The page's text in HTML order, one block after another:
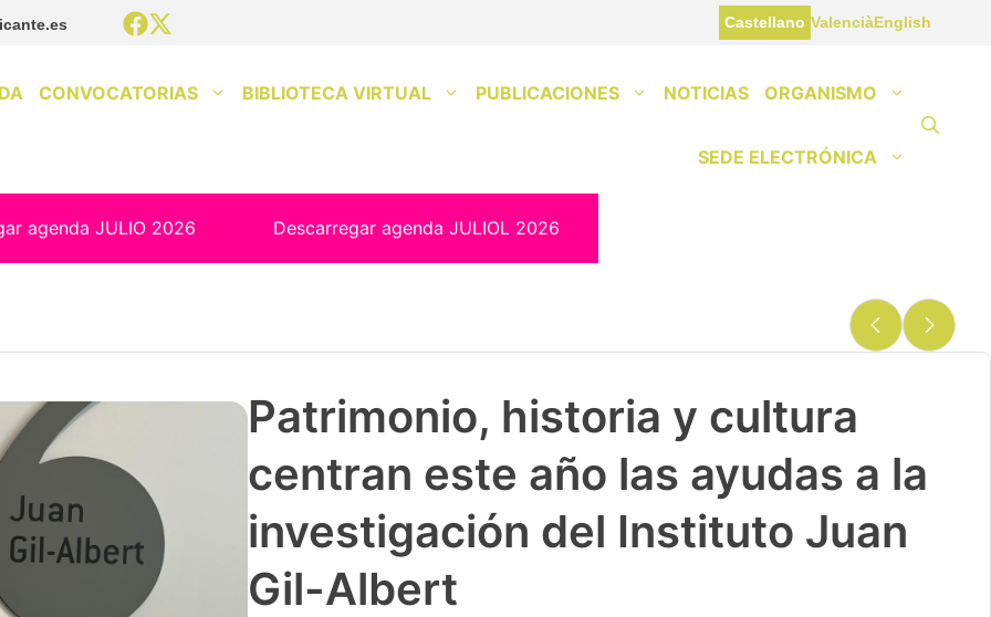
Castellano ValenciàEnglish
CONVOCATORIAS BIBLIOTECA VIRTUAL PUBLICACIONES NOTICIAS ORGANISMO
SEDE ELECTRÓNICA
agenda JULIO 2026 Descarregar agenda JULIOL 2026
Patrimonio, historia y cultura
centran este año las ayudas a la
investigación del Instituto Juan
Gil-Albert